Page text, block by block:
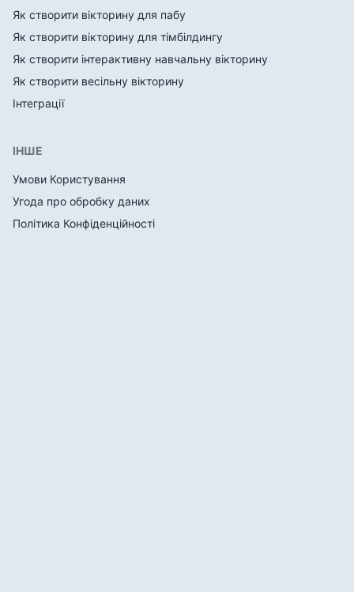
Як створити вікторину для пабу
Як створити вікторину для тімбілдингу
Як створити інтерактивну навчальну вікторину
Як створити весільну вікторину
Інтеграції
ІНШЕ
Умови Користування
Угода про обробку даних
Політика Конфіденційності